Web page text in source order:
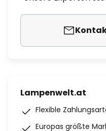
Lampenwelt.at
Flexible
Europas größte